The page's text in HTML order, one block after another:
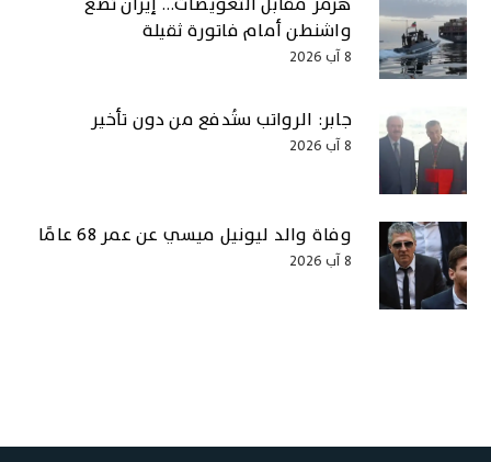
واشنطن أمام فاتورة ثقيلة
8 آب 2026
جابر: الرواتب ستُدفع من دون تأخير
8 آب 2026
وفاة والد ليونيل ميسي عن عمر 68 عامًا
8 آب 2026